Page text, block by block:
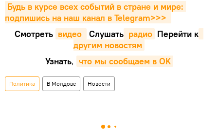
Будь в курсе всех событий в стране и мире:
подпишись на наш канал в Telegram>>>
Смотреть видео Cлушать радио Перейти к
другим новостям
Узнать, что мы сообщаем в OK
Политика В Молдове Новости